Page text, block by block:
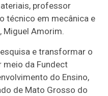
professor
técnico em mecânica e
Miguel Amorim.
e transformar o
meio da Fundect
do Ensino,
de Mato Grosso do